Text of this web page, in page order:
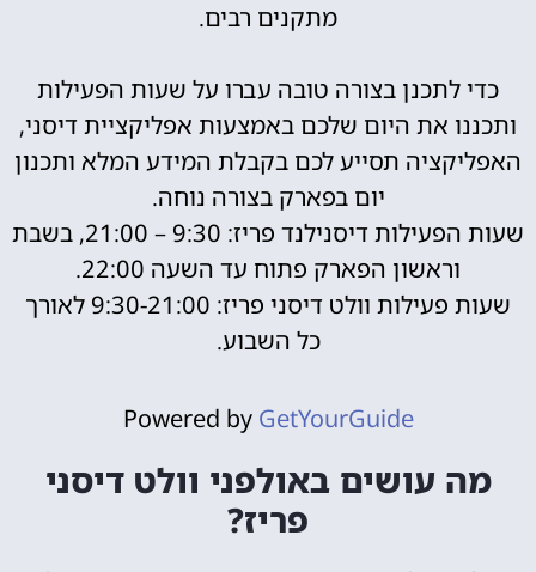
מתקנים רבים.
כדי לתכנן בצורה טובה עברו על שעות הפעילות
ותכננו את היום שלכם באמצעות אפליקציית דיסני,
האפליקציה תסייע לכם בקבלת המידע המלא ותכנון
יום בפארק בצורה נוחה.
שעות הפעילות דיסנילנד פריז: 9:30 – 21:00, בשבת
וראשון הפארק פתוח עד השעה 22:00.
שעות פעילות וולט דיסני פריז: 9:30-21:00 לאורך
כל השבוע.
Powered by GetYourGuide
מה עושים באולפני וולט דיסני
פריז?